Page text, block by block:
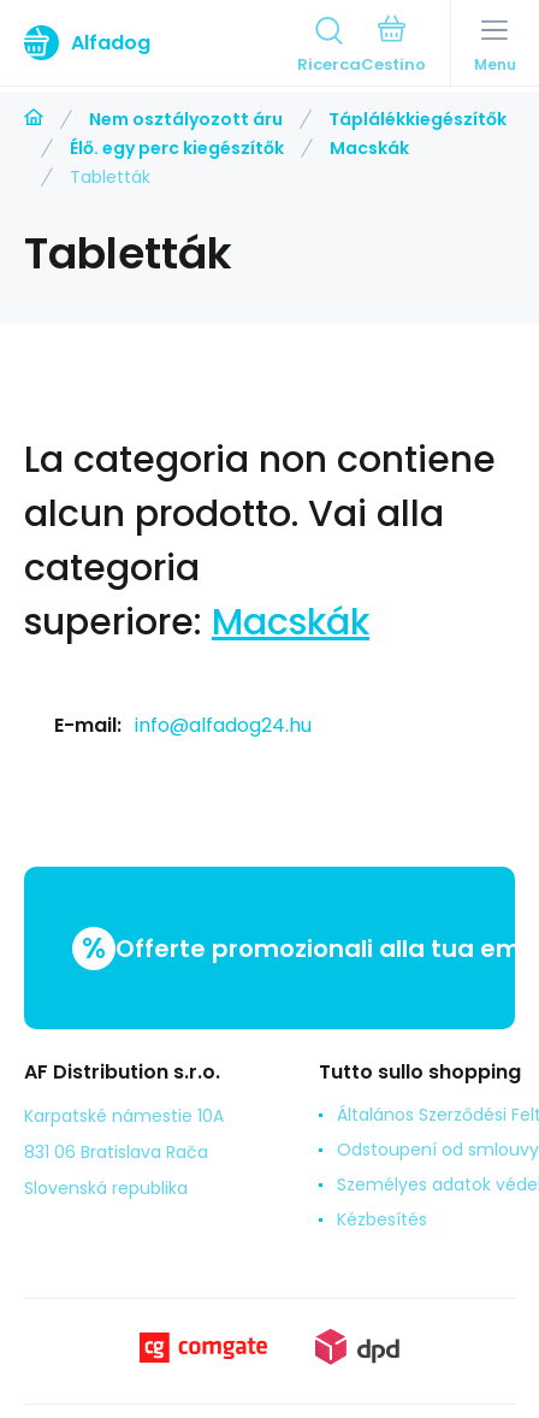
Alfadog
Ricerca Menu
Nem osztályozott áru
Táplálékkiegészítők
Élő. egy perc kiegészítők
Macskák
Tabletták
Tabletták
La categoria non contiene
alcun prodotto. Vai alla
categoria
superiore: Macskák
E-mail: info@alfadog24.hu
% Offerte promozionali alla tua
AF Distribution s.r.o.
Karpatské námestie 10A
831 06 Bratislava Rača
Slovenská republika
Tutto sullo shopping
Általános Szerződési
Odstoupení od smlouvy
Személyes adatok
Kézbesítés